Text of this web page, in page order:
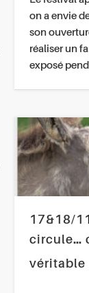
on a envie
son
réaliser un
exposé
17&18/
circule…
véritable